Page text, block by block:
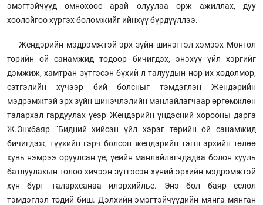
эмэгтэйчүүд өмнөхөөс арай олуулаа орж ажиллах, дуу
хоолойгоо хүргэх боломжийг ийнхүү бүрдүүллээ.
Жендэрийн мэдрэмжтэй эрх зүйн шинэтгэл хэмээх Монгол
төрийн ой санамжид тодоор бичигдэх, энэхүү үйл хэргийг
дэмжиж, хамтран зүтгэсэн бүхий л талуудын нөр их хөдөлмөр,
сэтгэлийн хүчээр бий болсныг тэмдэглэн Жендэрийн
мэдрэмжтэй эрх зүйн шинэчлэлийн манлайлагчаар өргөмжлөн
талархал гардуулах үеэр Жендэрийн үндэсний хорооны дарга
Ж.Энхбаяр “Бидний хийсэн үйл хэрэг төрийн ой санамжид
бичигдэж, түүхийн гэрч болсон жендэрийн тэгш эрхийн төлөө
хувь нэмрээ оруулсан үе, үеийн манлайлагчдадаа болон хууль
батлуулахын төлөө хичээн зүтгэсэн хүний эрхийн мэдрэмжтэй
хүн бүрт талархсанаа илэрхийлье. Энэ бол баяр ёслол
тэмдэглэл төдий биш. Дэлхийн эмэгтэйчүүдийн мянга мянган